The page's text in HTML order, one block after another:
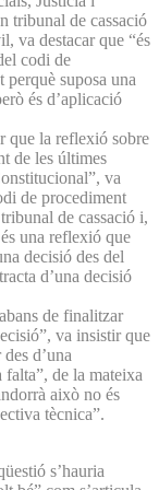
tribunal de cassació
va destacar que “és
codi de
suposa una
és d’aplicació
que la reflexió sobre
de les últimes
va
de procediment
de cassació i,
una reflexió que
decisió des del
d’una decisió
de finalitzar
va insistir que
d’una
falta”, de la mateixa
això no és
tècnica”.
s’hauria